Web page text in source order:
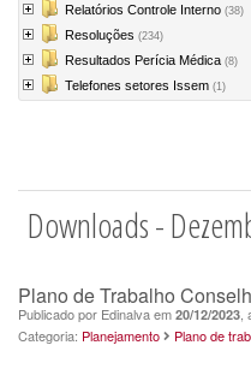
Relatórios Controle Interno (38)
Resoluções (234)
Resultados Perícia Médica (8)
Telefones setores Issem (1)
Downloads -
Plano de Trabalho
Publicado por Edinalva em 20/12/2023
Categoria: Planejamento Plano de